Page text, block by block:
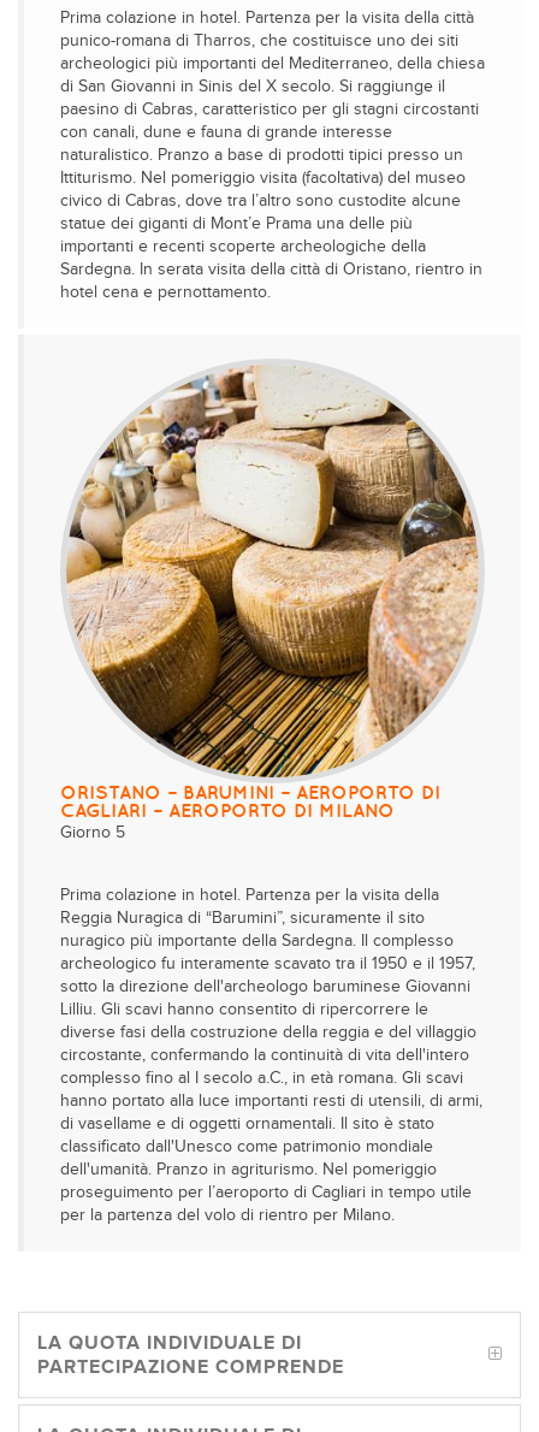
Prima colazione in hotel. Partenza per la visita della città
punico-romana di Tharros, che costituisce uno dei siti
archeologici più importanti del Mediterraneo, della chiesa
di San Giovanni in Sinis del X secolo. Si raggiunge il
paesino di Cabras, caratteristico per gli stagni circostanti
con canali, dune e fauna di grande interesse
naturalistico. Pranzo a base di prodotti tipici presso un
Ittiturismo. Nel pomeriggio visita (facoltativa) del museo
civico di Cabras, dove tra l’altro sono custodite alcune
statue dei giganti di Mont’e Prama una delle più
importanti e recenti scoperte archeologiche della
Sardegna. In serata visita della città di Oristano, rientro in
hotel cena e pernottamento.
ORISTANO – BARUMINI – AEROPORTO DI
CAGLIARI – AEROPORTO DI MILANO
Giorno 5
Prima colazione in hotel. Partenza per la visita della
Reggia Nuragica di “Barumini”, sicuramente il sito
nuragico più importante della Sardegna. Il complesso
archeologico fu interamente scavato tra il 1950 e il 1957,
sotto la direzione dell'archeologo baruminese Giovanni
Lilliu. Gli scavi hanno consentito di ripercorrere le
diverse fasi della costruzione della reggia e del villaggio
circostante, confermando la continuità di vita dell'intero
complesso fino al I secolo a.C., in età romana. Gli scavi
hanno portato alla luce importanti resti di utensili, di armi,
di vasellame e di oggetti ornamentali. Il sito è stato
classificato dall'Unesco come patrimonio mondiale
dell'umanità. Pranzo in agriturismo. Nel pomeriggio
proseguimento per l’aeroporto di Cagliari in tempo utile
per la partenza del volo di rientro per Milano.
LA QUOTA INDIVIDUALE DI
PARTECIPAZIONE COMPRENDE